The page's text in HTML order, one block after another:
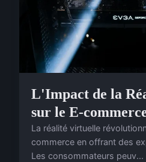
L'Impact de la
sur le E-
La réalité virtuelle
commerce en offrant des
Les consommateurs peuv...